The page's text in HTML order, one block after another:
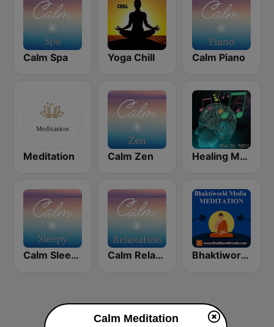
Calm Spa Yoga Chill Calm Piano
Meditation Calm Zen Healing Music
Calm Sleepy Calm Relaxation Bhaktiworld Media Meditation
Calm Meditation